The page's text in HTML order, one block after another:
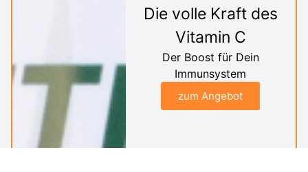
Die volle Kraft des
Vitamin C
Der Boost für Dein
Immunsystem
zum Angebot